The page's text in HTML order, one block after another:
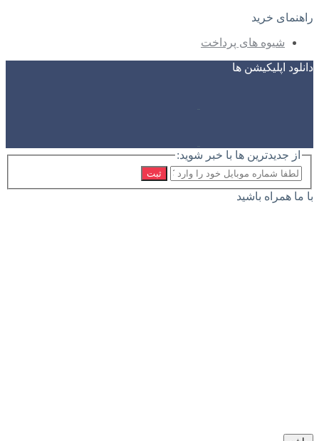
راهنمای خرید
شیوه های پرداخت
دانلود اپلیکیشن ها
از جدیدترین ها با خبر شوید:
ثبت
با ما همراه باشید